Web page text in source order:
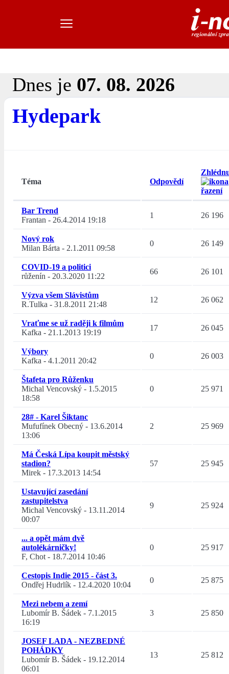
Dnes je 07. 08. 2026
Hydepark
Téma Odpovědí
Bar Trend
Frantan - 26.4.2014 19:18
1 26 196
Nový rok
Milan Bárta - 2.1.2011 09:58
0 26 149
COVID-19 a politici
růženín - 20.3.2020 11:22
66 26 101
Výzva všem Slávistům
R.Tulka - 31.8.2011 21:48
12 26 062
Vraťme se už raději k filmům
Kafka - 21.1.2013 19:19
17 26 045
Výbory
Kafka - 4.1.2011 20:42
0 26 003
Štafeta pro Růženku
Michal Vencovský - 1.5.2015
18:58
0 25 971
28# - Karel Šiktanc
Mufufínek Obecný - 13.6.2014
13:06
2 25 969
Má Česká Lípa koupit městský
stadion?
Mirek - 17.3.2013 14:54
57 25 945
Ustavující zasedání
zastupitelstva
Michal Vencovský - 13.11.2014
00:07
9 25 924
... a opět mám dvě
autolékárničky!
F, Chot- 18.7.2014 10:46
0 25 917
Cestopis Indie 2015 - část 3.
Ondřej Hudrlík - 12.4.2020 10:04
0 25 875
Mezi nebem a zemí
Lubomír B. Šádek - 7.1.2015
16:19
3 25 850
JOSEF LADA - NEZBEDNÉ
POHÁDKY
Lubomír B. Šádek - 19.12.2014
06:01
13 25 812